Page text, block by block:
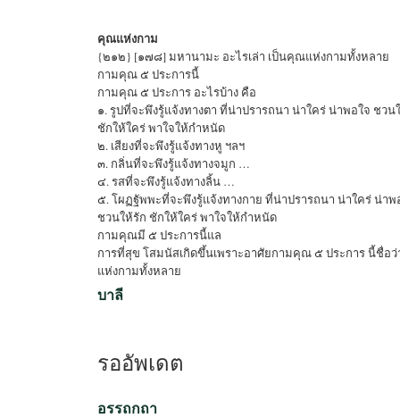
คุณแห่งกาม
{๒๑๒} [๑๗๘] มหานามะ อะไรเล่า เป็นคุณแห่งกามทั้งหลาย
กามคุณ ๕ ประการนี้
กามคุณ ๕ ประการ อะไรบ้าง คือ
๑. รูปที่จะพึงรู้แจ้งทางตา ที่น่าปรารถนา น่าใคร่ น่าพอใจ ชวน
ชักให้ใคร่ พาใจให้กำหนัด
๒. เสียงที่จะพึงรู้แจ้งทางหู ฯลฯ
๓. กลิ่นที่จะพึงรู้แจ้งทางจมูก …
๔. รสที่จะพึงรู้แจ้งทางลิ้น …
๕. โผฏฐัพพะที่จะพึงรู้แจ้งทางกาย ที่น่าปรารถนา น่าใคร่ น่าพ
ชวนให้รัก ชักให้ใคร่ พาใจให้กำหนัด
กามคุณมี ๕ ประการนี้แล
การที่สุข โสมนัสเกิดขึ้นเพราะอาศัยกามคุณ ๕ ประการ นี้ชื่อ
แห่งกามทั้งหลาย
บาลี
รออัพเดต
อรรถกถา